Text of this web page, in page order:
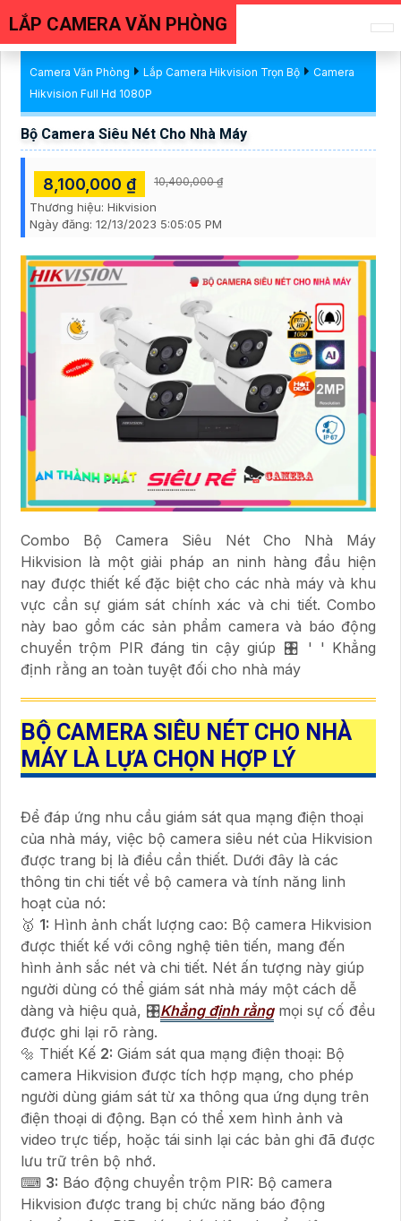
LẮP CAMERA VĂN PHÒNG
Camera Văn Phòng Lắp Camera Hikvision Trọn Bộ
Camera
Hikvision Full Hd 1080P
Bộ Camera Siêu Nét Cho Nhà Máy
8,100,000 ₫ 10,400,000 ₫
Thương hiệu: Hikvision
Ngày đăng: 12/13/2023 5:05:05 PM
Combo Bộ Camera Siêu Nét Cho Nhà Máy
Hikvision là một giải pháp an ninh hàng đầu hiện
nay được thiết kế đặc biệt cho các nhà máy và khu
vực cần sự giám sát chính xác và chi tiết. Combo
này bao gồm các sản phẩm camera và báo động
chuyển trộm PIR đáng tin cậy giúp 🎛 ' ' Khẳng
định rằng an toàn tuyệt đối cho nhà máy
BỘ CAMERA SIÊU NÉT CHO NHÀ
MÁY LÀ LỰA CHỌN HỢP LÝ
Để đáp ứng nhu cầu giám sát qua mạng điện thoại
của nhà máy, việc bộ camera siêu nét của Hikvision
được trang bị là điều cần thiết. Dưới đây là các
thông tin chi tiết về bộ camera và tính năng linh
hoạt của nó:
🥇️ 1: Hình ảnh chất lượng cao: Bộ camera Hikvision
được thiết kế với công nghệ tiên tiến, mang đến
hình ảnh sắc nét và chi tiết. Nét ấn tượng này giúp
người dùng có thể giám sát nhà máy một cách dễ
dàng và hiệu quả, 🎛Khẳng định rằngmọi sự cố đều
được ghi lại rõ ràng.
🔩 Thiết Kế 2: Giám sát qua mạng điện thoại: Bộ
camera Hikvision được tích hợp mạng, cho phép
người dùng giám sát từ xa thông qua ứng dụng trên
điện thoại di động. Bạn có thể xem hình ảnh và
video trực tiếp, hoặc tái sinh lại các bản ghi đã được
lưu trữ trên bộ nhớ.
⌨ 3: Báo động chuyển trộm PIR: Bộ camera
Hikvision được trang bị chức năng báo động